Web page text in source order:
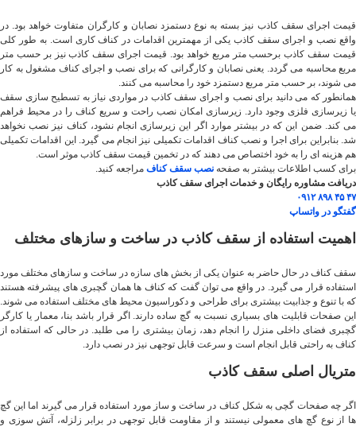
قیمت اجرای سقف کاذب نیز بسته به نوع دستمزد نصابان و کارگران متفاوت خواهد بود. در
واقع نصب و اجرای سقف کاذب یکی از مهمترین اقدامات در کناف کاری است. به طور کلی
قیمت سقف کاذب برحسب متر مربع خواهد بود. قیمت اجرای سقف کاذب نیز بر حسب متر
مربع محاسبه می گردد. یعنی نصابان و کارگرانی که برای نصب و اجرای کناف مشغول به کار
می شوند، بر حسب متر مربع دستمزد خود را محاسبه می کنند.
همانطور که می دانید برای نصب و اجرای سقف کاذب در مواردی نیاز به تسطیح سازی سقف
یا زیرسازی فلزی وجود دارد. زیرسازی امکان نصب راحت و سریع کناف را در محیط فراهم
می کند. ضمن این که در بیشتر موارد اگر این زیرسازی انجام نشود، کناف نیز نصب نخواهد
شد. بنابراین برای اجرا و نصب کناف اقدامات تکمیلی نیز انجام می گیرد. این اقدامات تکمیلی
هم هزینه ای را به خود اختصاص می ‌دهند که در تخمین قیمت سقف کاذب موثر است.
برای کسب اطلاعات بیشتر به صفحه نصب سقف کناف مراجعه کنید.
دریافت مشاوره رایگان و خدمات اجرای سقف کاذب
۴۷ ۴۵ ۸۹۸ ۰۹۱۲
گفتگو در واتساپ
اهمیت استفاده از سقف کاذب در ساخت و سازهای مختلف
سقف کناف در حال حاضر به عنوان یکی از بخش های سازه در ساخت و سازهای مختلف مورد
استفاده قرار می گیرد. در واقع می ‌توان گفت که کناف ها همان گچبری های پیشرفته هستند
که با تنوع و جذابیت بیشتری برای طراحی و دکوراسیون محیط های مختلف استفاده می شوند.
این صفحات قابلیت های بسیاری نسبت به گچ ساده دارند. اگر قرار باشد بنا، معمار یا کارگر
گچبری فضای داخلی منزل را انجام دهد، زمان بیشتری را می طلبد. در حالی که استفاده از
کناف به راحتی قابل انجام است و سرعت قابل توجهی نیز در نصب دارد.
متریال اصلی سقف کاذب
اگر چه صفحات گچی به شکل کناف در ساخت و ساز مورد استفاده قرار می‌ گیرند اما این گچ
ها از نوع گچ های معمولی نیستند و از مقاومت قابل توجهی در برابر زلزله، آتش سوزی و